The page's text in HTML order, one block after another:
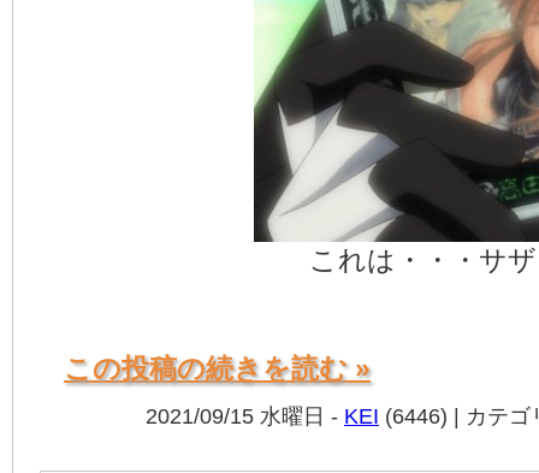
これは・・・サ
この投稿の続きを読む »
2021/09/15 水曜日 - KEI (6446) | カテ